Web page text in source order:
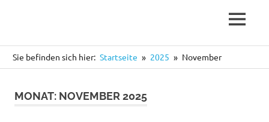
MENÜ
Sie befinden sich hier: Startseite 2025 November
MONAT: NOVEMBER 2025